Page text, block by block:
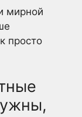
мирной
просто